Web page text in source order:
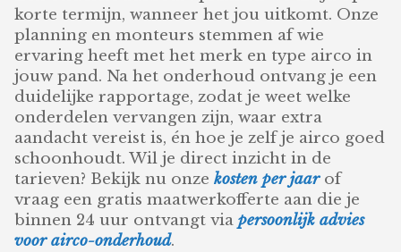
korte termijn, wanneer het jou uitkomt. Onze
planning en monteurs stemmen af wie
ervaring heeft met het merk en type airco in
jouw pand. Na het onderhoud ontvang je een
duidelijke rapportage, zodat je weet welke
onderdelen vervangen zijn, waar extra
aandacht vereist is, én hoe je zelf je airco goed
schoonhoudt. Wil je direct inzicht in de
tarieven? Bekijk nu onzekosten per jaarof
vraag een gratis maatwerkofferte aan die je
binnen 24 uur ontvangt viapersoonlijk advies
voor airco-onderhoud.